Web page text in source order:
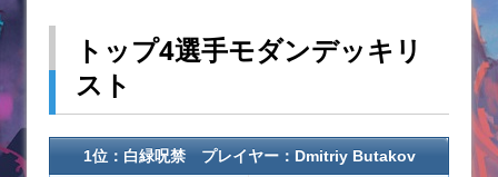
トップ4選手モダンデッキリ
スト
1位：白緑呪禁 プレイヤー：Dmitriy Butakov